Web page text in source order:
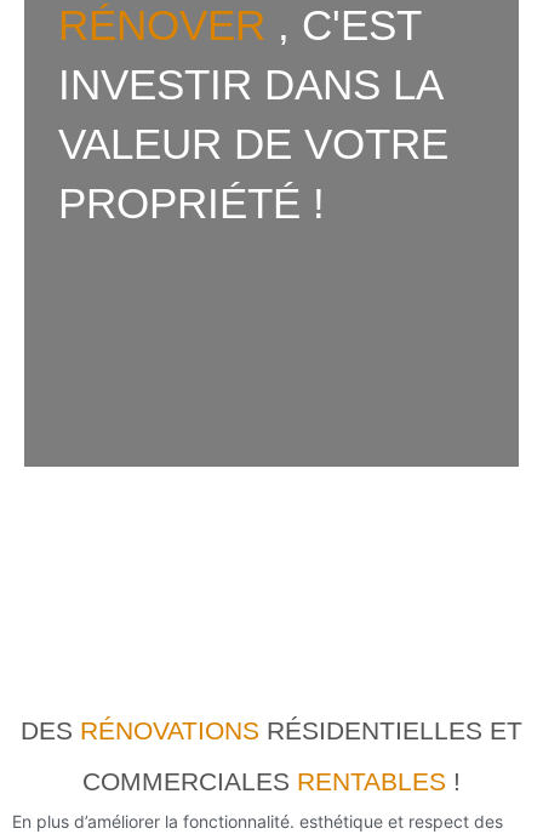
RÉNOVER , C'EST
INVESTIR DANS LA
VALEUR DE VOTRE
PROPRIÉTÉ !
DES RÉNOVATIONS RÉSIDENTIELLES ET
COMMERCIALES RENTABLES !
En plus d’améliorer la fonctionnalité. esthétique et respect des